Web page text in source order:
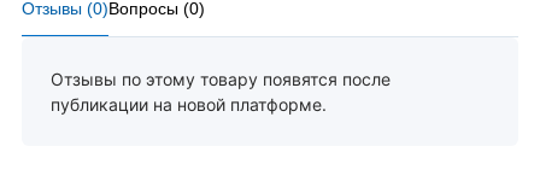
Отзывы (0)Вопросы (0)
Отзывы по этому товару появятся после
публикации на новой платформе.